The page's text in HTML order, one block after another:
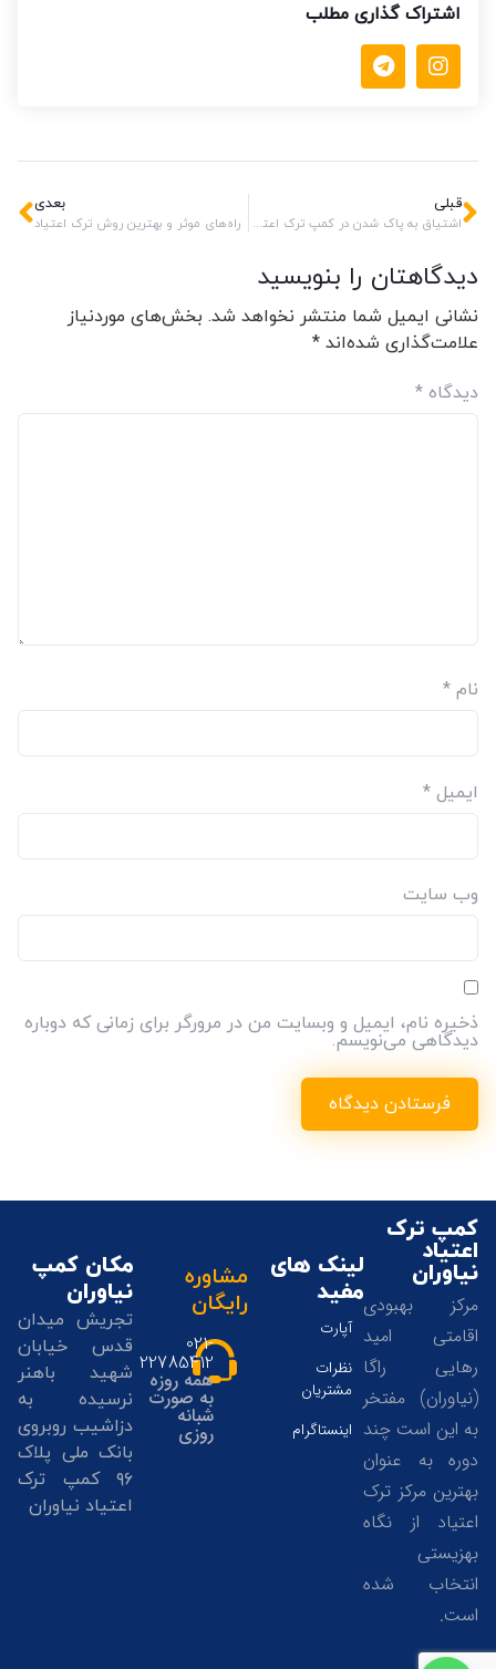
اشتراک گذاری مطلب
قبلی
اشتیاق به پاک شدن در کمپ ترک اعتیاد
بعدی
راه‌های موثر و بهترین روش ترک اعتیاد
دیدگاهتان را بنویسید
نشانی ایمیل شما منتشر نخواهد شد. بخش‌های موردنیاز
علامت‌گذاری شده‌اند *
دیدگاه *
نام *
ایمیل *
وب‌ سایت
ذخیره نام، ایمیل و وبسایت من در مرورگر برای زمانی که دوباره
دیدگاهی می‌نویسم.
کمپ ترک
اعتیاد
نیاوران
مرکز بهبودی
اقامتی امید
رهایی راگا
(نیاوران) مفتخر
به این است چند
دوره به عنوان
بهترین مرکز ترک
اعتیاد از نگاه
بهزیستی
انتخاب شده
است.
لینک های
مفید
آپارت
نظرات
مشتریان
اینستاگرام
مشاوره
رایگان
021-
22785412
همه روزه
به صورت
شبانه
روزی
مکان کمپ
نیاوران
تجریش میدان
قدس خیابان
شهید باهنر
نرسیده به
دزاشیب روبروی
بانک ملی پلاک
۹۶ کمپ ترک
اعتیاد نیاوران